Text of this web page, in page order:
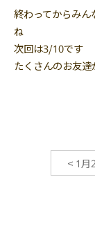
終わってからみ
ね
次回は3/10です
たくさんのお友
< 1月